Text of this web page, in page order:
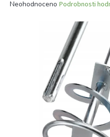
Průměrné
Neohodnoceno Podrobnosti